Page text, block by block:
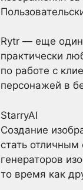
Rytr — еще один
практически
по работе с
персонажей в
StarryAI
Создание
стать
генераторов
то время как